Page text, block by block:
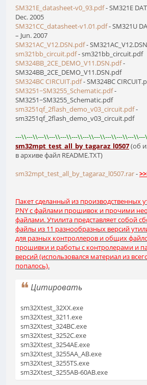
SM321E_datasheet-v0_93.pdf- SM321E
Dec. 2005
SM321CC_datasheet-v1.01.pdf- SM321U
– Jun. 2007
SM321AC_V12.DSN.pdf-
sm321bb_circuit.pdf- sm321bb_circuit.pdf
SM324BB_2CE_DEMO_V11.DSN.pdf-
SM324BB_2CE_DEMO_V11.DSN.pdf
SM324BC CIRCUIT.pdf- SM324BC
SM3251~SM3255_Schematic.pdf-
SM3251~SM3255_Schematic.pdf
sm3251qf_2flash_demo_v03_circuit.pdf-
sm3251qf_2flash_demo_v03_circuit.pdf
---\\---\\---\\---\\---\\---\\---\\---\\---\\---\\---
sm32mpt_test_all_by_tagaraz_l0507(об
в архиве файл README.TXT)
sm32mpt_test_all_by_tagaraz_l0507.rar-
Пакет сделанный из производственных
PNY с файлами прошивок и прочими
файлами. Утилита представляет собой
файлы из 11 разнообразных версий
для разных контроллеров и общих
прошивки и работы с контролерами и
версий (использовался материал из
попалось).
Цитировать
sm32Xtest_32XX.exe
sm32Xtest_3211.exe
sm32Xtest_324BC.exe
sm32Xtest_3252C.exe
sm32Xtest_3254AE.exe
sm32Xtest_3255AA_AB.exe
sm32Xtest_3255TS.exe
sm32Xtest_3255AB-60AB.exe